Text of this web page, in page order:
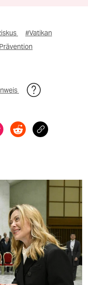
#Vatikan